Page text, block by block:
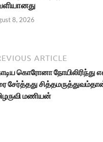
8, 2026
ARTICLE
கொரோனா நோயிலிரிந்து
சேர்த்தது
மணியன்